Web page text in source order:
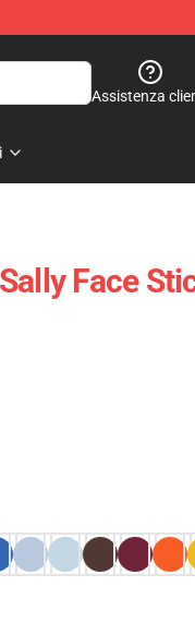
Assistenza
Face